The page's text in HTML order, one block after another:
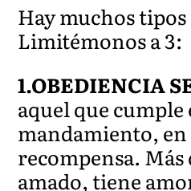
Hay muchos
Limitémonos a 3:
1.OBEDIENCIA
aquel que cumple
mandamiento, en
recompensa.
amado, tiene